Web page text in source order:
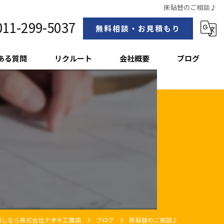
床貼替のご相談♪
299-5037 無料相談・お見積もり
る質問 リクルート 会社概要
スタッフ紹介
ブログ
なら株式会社ナオキ工務店 ブログ 床貼替のご相談♪